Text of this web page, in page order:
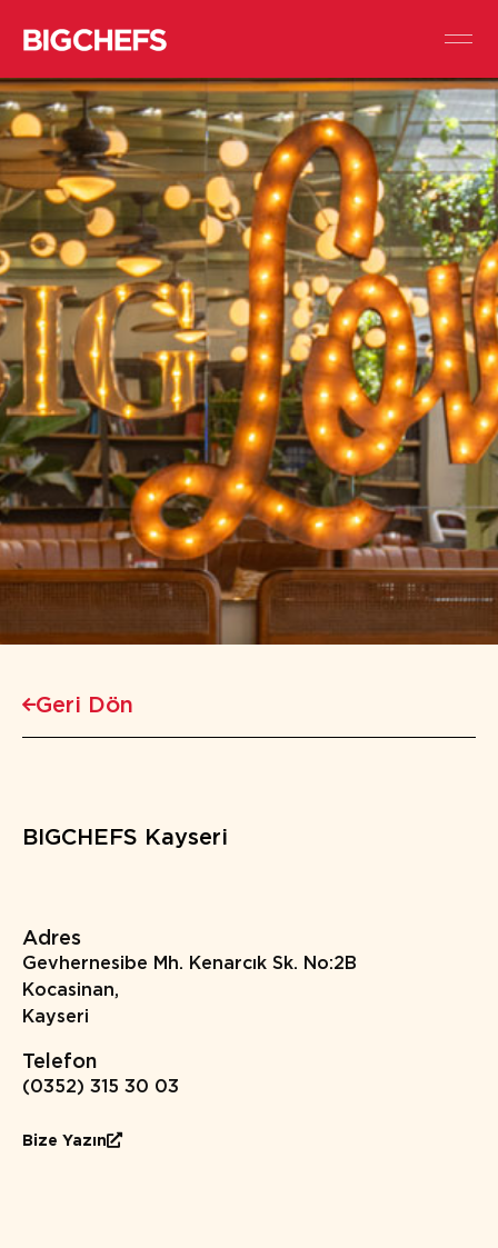
Geri Dön
BIGCHEFS Kayseri
Adres
Gevhernesibe Mh. Kenarcık Sk. No:2B
Kocasinan,
Telefon
(0352) 315 30 03
Bize Yazın